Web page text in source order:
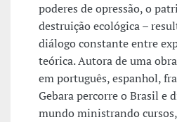
poderes de opressão, o
destruição ecológica –
diálogo constante entre
teórica. Autora de uma
em português, espanhol,
Gebara percorre o Brasil e
mundo ministrando